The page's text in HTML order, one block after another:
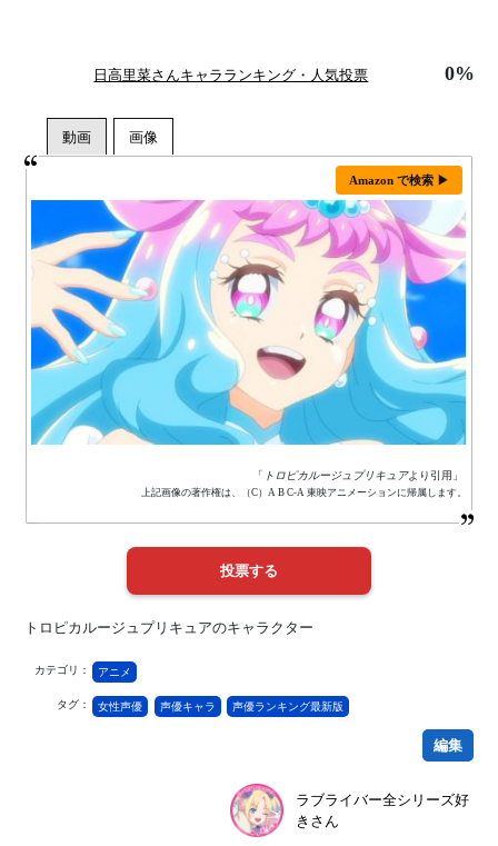
日高里菜さんキャラランキング・人気投票 0%
Amazon で検索 ▶
「 トロピカルージュプリキュアより引用」
上記画像の著作権は、（C）A B C-A 東映アニメーションに帰属します。
トロピカルージュプリキュアのキャラクター
カテゴリ： アニメ
タグ： 女性声優 声優キャラ 声優ランキング最新版
編集
ラブライバー全シリーズ好
きさん